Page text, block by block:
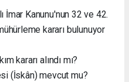
İmar Kanunu'nun 32 ve 42.
kararı bulunuyor
kararı alındı mı?
(İskân) mevcut mu?